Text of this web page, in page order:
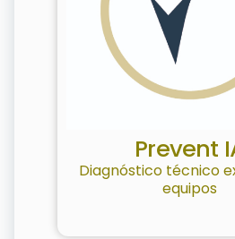
Prevent
Diagnóstico técnico
equipos